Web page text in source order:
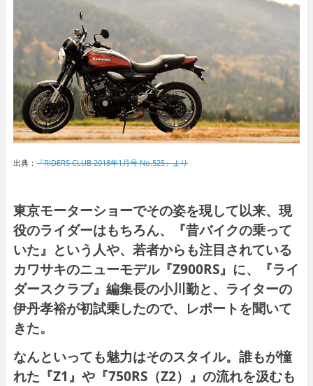
出典： 『RIDERS CLUB 2018年1月号 No.525』より
東京モーターショーでその姿を現して以来、現
役のライダーはもちろん、『昔バイクの乗って
いた』という人や、若者からも注目されている
カワサキのニューモデル『Z900RS』に、『ライ
ダースクラブ』編集長の小川勤と、ライターの
伊丹孝裕が初試乗したので、レポートを聞いて
きた。
なんといっても魅力はそのスタイル。誰もが憧
れた『Z1』や『750RS（Z2）』の流れを汲むも